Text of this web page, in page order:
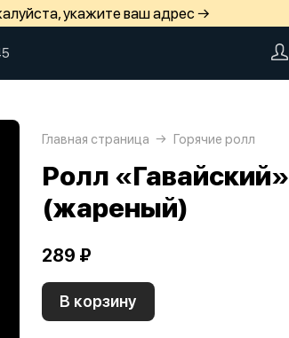
укажите ваш адрес →
Главная страница Горячие ролл
Ролл «Гавайский»
(жареный)
289 ₽
В корзину